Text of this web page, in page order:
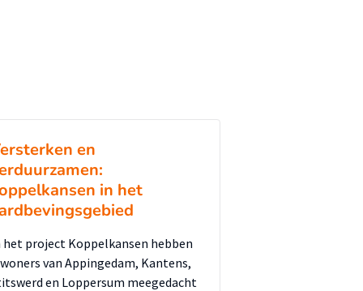
en
in het
het project Koppelkansen hebben
van Appingedam, Kantens,
en Loppersum meegedacht